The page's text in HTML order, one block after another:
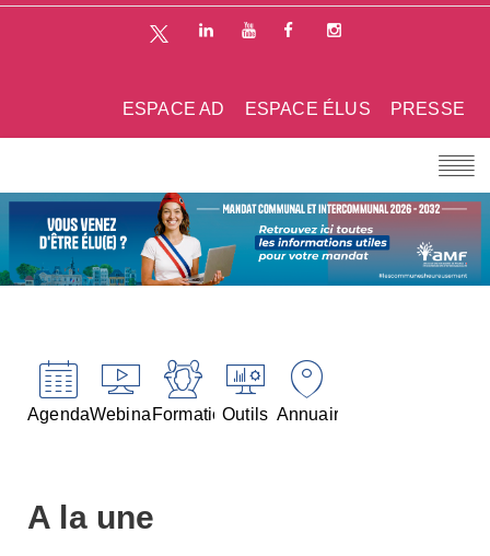
PRESSE
ESPACE ÉLUS
ESPACE AD
AgendaWebinairesFormationsOutils Annuaires
A la une